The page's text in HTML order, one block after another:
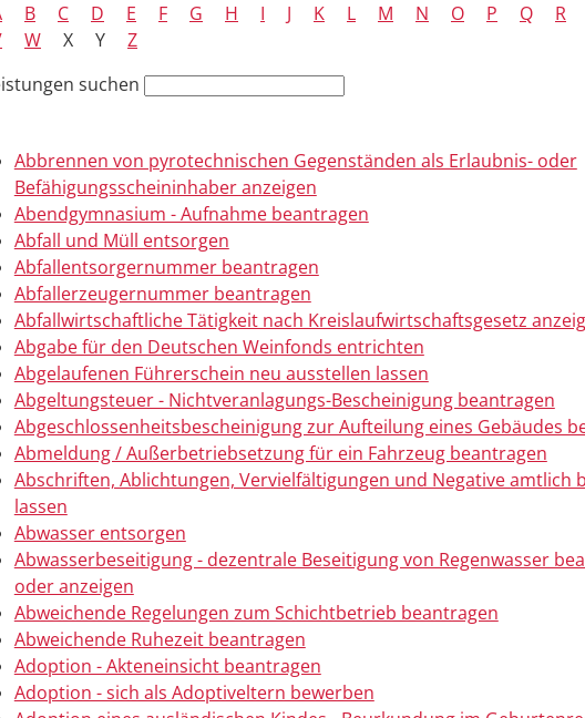
B C D E F G H I J K L M N O P Q R
W X Y
Z
suchen
Abbrennen von pyrotechnischen Gegenständen als Erlaubnis- oder
Befähigungsscheininhaber anzeigen
Abendgymnasium - Aufnahme beantragen
Abfall und Müll entsorgen
Abfallentsorgernummer beantragen
Abfallerzeugernummer beantragen
Abfallwirtschaftliche Tätigkeit nach Kreislaufwirtschaftsgesetz
Abgabe für den Deutschen Weinfonds entrichten
Abgelaufenen Führerschein neu ausstellen lassen
Abgeltungsteuer - Nichtveranlagungs-Bescheinigung beantragen
Abgeschlossenheitsbescheinigung zur Aufteilung eines Gebäudes
Abmeldung / Außerbetriebsetzung für ein Fahrzeug beantragen
Abschriften, Ablichtungen, Vervielfältigungen und Negative amtlich
lassen
Abwasser entsorgen
Abwasserbeseitigung - dezentrale Beseitigung von Regenwasser
oder anzeigen
Abweichende Regelungen zum Schichtbetrieb beantragen
Abweichende Ruhezeit beantragen
Adoption - Akteneinsicht beantragen
Adoption - sich als Adoptiveltern bewerben